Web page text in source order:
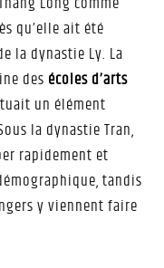
qu’elle ait été
la dynastie Ly. La
des écoles d’arts
un élément
la dynastie Tran,
rapidement et
tandis
y viennent faire